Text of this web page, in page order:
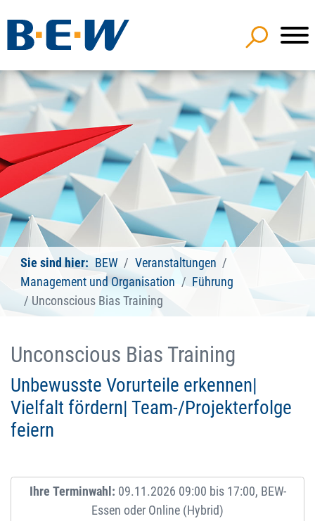
Sie sind hier: BEW
Veranstaltungen
Management und Organisation
Führung
Unconscious Bias Training
Unconscious Bias Training
Unbewusste Vorurteile erkennen|
Vielfalt fördern| Team-/Projekterfolge
feiern
Ihre Terminwahl: 09.11.2026 09:00 bis 17:00, BEW-
Essen oder Online (Hybrid)